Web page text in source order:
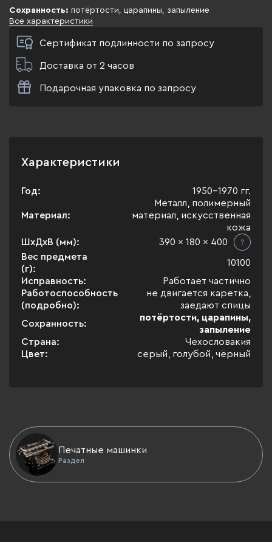
Сохранность: потёртости, царапины, запыление
Все характеристики
Сертификат подлинности по запросу
Доставка от 2 часов
Подарочная упаковка по запросу
Характеристики
Год: 1950-1970 гг.
Материал:
Металл, полимерный
материал, искусственная
кожа
ШхДхВ (мм):
390 x 180 x 400
Вес предмета
(г):
10100
Исправность:
Работает частично
Работоспособность
(подробно):
не двигается каретка,
заедают спицы
Сохранность:
потёртости, царапины,
запыление
Страна:
Чехословакия
Цвет:
серый, голубой, чёрный
Печатные машинки
Раздел